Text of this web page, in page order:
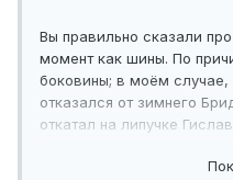
Вы правильно сказали
момент как шины. По
боковины; в моём случае,
отказался от зимнего
откатал на липучке
получилась. На лето у